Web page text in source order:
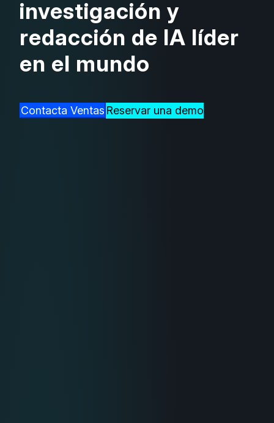
investigación y
redacción de IA líder
en el mundo
Contacta Ventas Reservar una demo